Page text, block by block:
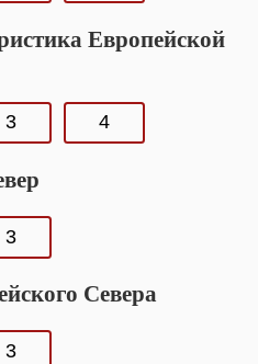
Европейской
3 4
3
Севера
3